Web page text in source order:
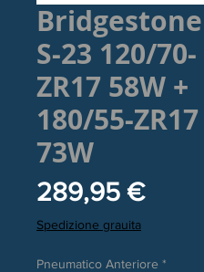
Bridgestone
S-23 120/70-
ZR17 58W +
180/55-ZR17
73W
289,95 €
Spedizione grauita
Pneumatico Anteriore *